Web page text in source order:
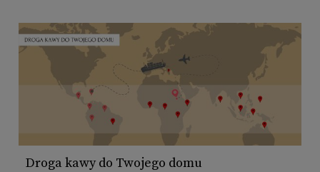
Droga kawy do Twojego domu